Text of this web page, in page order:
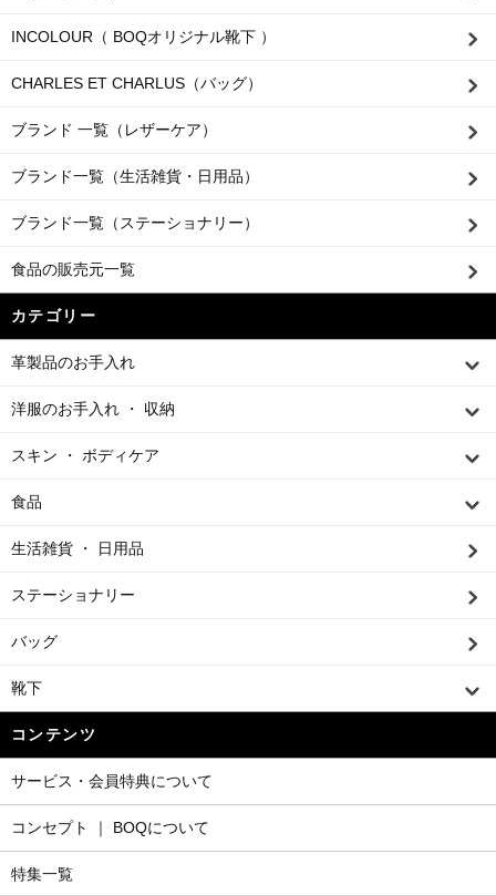
INCOLOUR（ BOQオリジナル靴下 ）
CHARLES ET CHARLUS（バッグ）
ブランド 一覧（レザーケア）
ブランド一覧（生活雑貨・日用品）
ブランド一覧（ステーショナリー）
食品の販売元一覧
カテゴリー
革製品のお手入れ
洋服のお手入れ ・ 収納
スキン ・ ボディケア
食品
生活雑貨 ・ 日用品
ステーショナリー
バッグ
靴下
コンテンツ
サービス・会員特典について
コンセプト ｜ BOQについて
特集一覧